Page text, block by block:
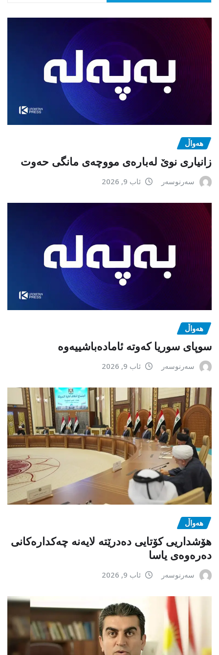
هەواڵ
زانیاری نوێ لەبارەی مووچەی مانگی حەوت
سەرنوسەر ئاب 9, 2026
هەواڵ
سوپای سوریا کەوتە ئامادەباشییەوە
سەرنوسەر ئاب 9, 2026
هەواڵ
هۆشداریی کۆتایی دەدرێتە لایەنە چەکدارەکانی
دەرەوەی یاسا
سەرنوسەر ئاب 9, 2026